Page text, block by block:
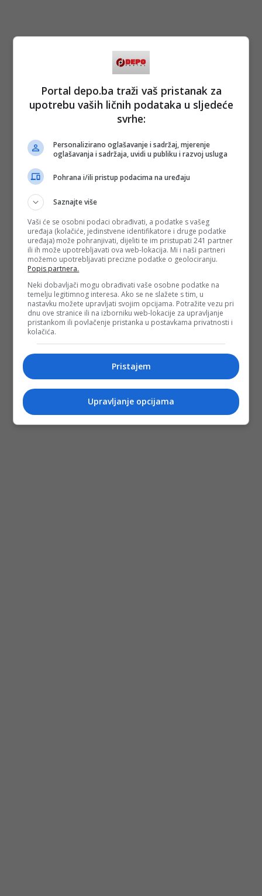
Portal depo.ba traži vaš pristanak za
upotrebu vaših ličnih podataka u sljedeće
svrhe:
Personalizirano oglašavanje i sadržaj, mjerenje
oglašavanja i sadržaja, uvidi u publiku i razvoj usluga
Pohrana i/ili pristup podacima na uređaju
Saznajte više
Vaši će se osobni podaci obrađivati, a podatke s vašeg
uređaja (kolačiće, jedinstvene identifikatore i druge podatke
uređaja) može pohranjivati, dijeliti te im pristupati 241 partner
ili ih može upotrebljavati ova web-lokacija. Mi i naši partneri
možemo upotrebljavati precizne podatke o geolociranju.
Popis partnera.
Neki dobavljači mogu obrađivati vaše osobne podatke na
temelju legitimnog interesa. Ako se ne slažete s tim, u
nastavku možete upravljati svojim opcijama. Potražite vezu pri
dnu ove stranice ili na izborniku web-lokacije za upravljanje
pristankom ili povlačenje pristanka u postavkama privatnosti i
kolačića.
Pristajem
Upravljanje opcijama